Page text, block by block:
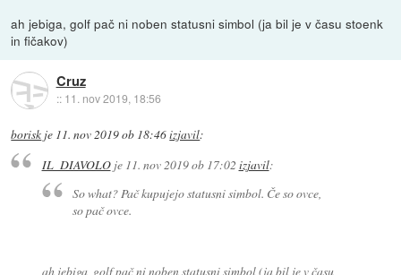
ah jebiga, golf pač ni noben statusni simbol (ja bil je v času stoenk
in fičakov)
Cruz
:: 11. nov 2019, 18:56
borisk je 11. nov 2019 ob 18:46izjavil:
IL_DIAVOLOje 11. nov 2019 ob 17:02 izjavil:
So what? Pač kupujejo statusni simbol. Če so ovce,
so pač ovce.
ah jebiga, golf pač ni noben statusni simbol (ja bil je v času